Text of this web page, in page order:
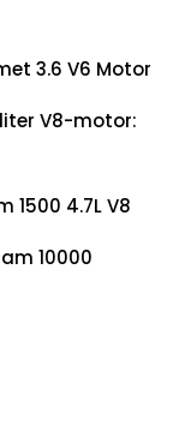
3.6 V6 Motor
V8-motor:
1500 4.7L V8
10000